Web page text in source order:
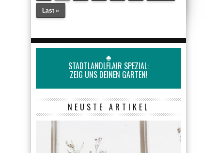
Last »
♣
STADTLANDLFLAIR SPEZIAL:
ZEIG UNS DEINEN GARTEN!
NEUSTE ARTIKEL